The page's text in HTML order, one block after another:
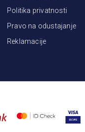
Politika privatnosti
Pravo na odustajanje
Reklamacije